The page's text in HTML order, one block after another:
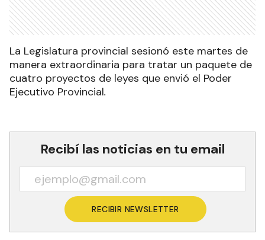
La Legislatura provincial sesionó este martes de
manera extraordinaria para tratar un paquete de
cuatro proyectos de leyes que envió el Poder
Ejecutivo Provincial.
Recibí las noticias en tu email
RECIBIR NEWSLETTER